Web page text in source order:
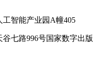
智能产业园A幢405
七路996号国家数字出版